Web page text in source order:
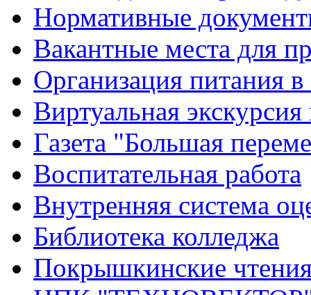
Нормативные
Вакантные места для
Организация питания в
Виртуальная
Газета "Большая
Воспитательная работа
Внутренняя система
Библиотека колледжа
Покрышкинские